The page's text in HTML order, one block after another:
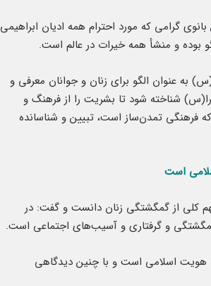
گرامی که مورد احترام همه ادیان ابراهیمی
و منشأ همه خیرات در عالم است.
به عنوان الگو برای زنان و جوانان معرفی و
شناخته شود تا بشریت را از فرهنگ و
فرهنگی تمدن‌ساز است، تبیین و شناسانده
است
کلی از گمگشتگی زنان دانست و گفت: در
و گرفتاری و آسیب‌های اجتماعی است.
هویت اسلامی است و با چنین دیدگاهی